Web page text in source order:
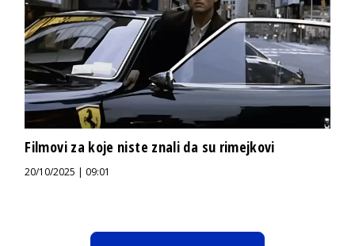
Filmovi za koje niste znali da su rimejkovi
20/10/2025 | 09:01